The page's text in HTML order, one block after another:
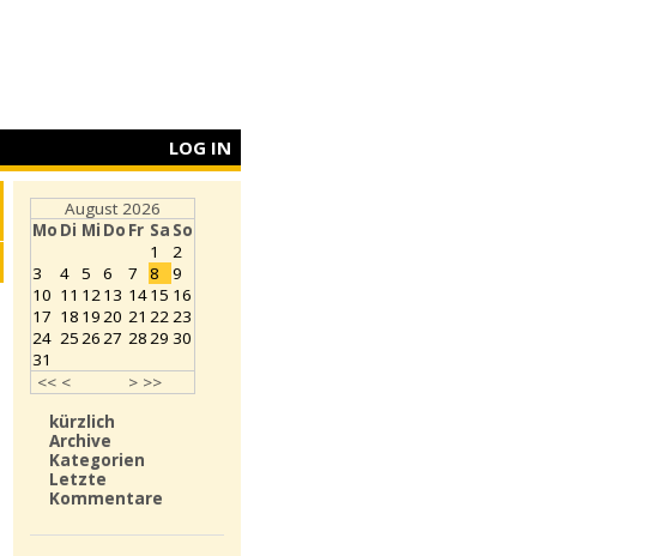
LOG IN
August 2026
Mo Di Mi Do Fr Sa So
<< < > >>
1
2
3
4 5 6 7 8
9
10 11 1213 1415 16
17 18 1920 21 2223
24 252627 2829 30
31
kürzlich
Archive
Kategorien
Letzte
Kommentare